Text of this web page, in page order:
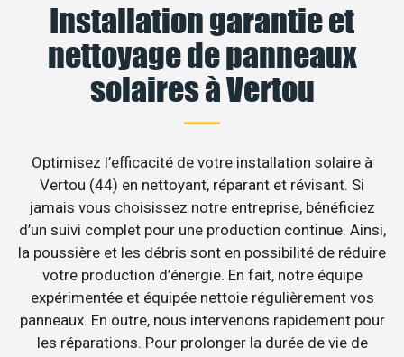
Installation garantie et
nettoyage de panneaux
solaires à Vertou
Optimisez l’efficacité de votre installation solaire à
Vertou (44) en nettoyant, réparant et révisant. Si
jamais vous choisissez notre entreprise, bénéficiez
d’un suivi complet pour une production continue. Ainsi,
la poussière et les débris sont en possibilité de réduire
votre production d’énergie. En fait, notre équipe
expérimentée et équipée nettoie régulièrement vos
panneaux. En outre, nous intervenons rapidement pour
les réparations. Pour prolonger la durée de vie de